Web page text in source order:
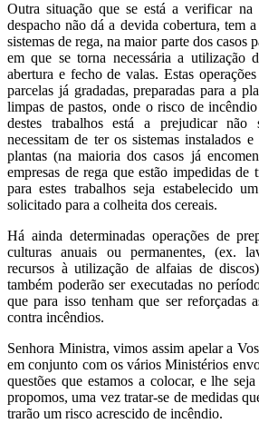
Outra situação que se está a verificar
despacho não dá a devida cobertura, tem
sistemas de rega, na maior parte dos casos
em que se torna necessária a utilização
abertura e fecho de valas. Estas
parcelas já gradadas, preparadas para a
limpas de pastos, onde o risco de
destes trabalhos está a prejudicar não
necessitam de ter os sistemas instalados
plantas (na maioria dos casos já
empresas de rega que estão impedidas de
para estes trabalhos seja estabelecido
solicitado para a colheita dos cereais.
Há ainda determinadas operações de
culturas anuais ou permanentes, (ex.
recursos à utilização de alfaias de
também poderão ser executadas no
que para isso tenham que ser reforçadas
contra incêndios.
Senhora Ministra, vimos assim apelar a
em conjunto com os vários Ministérios
questões que estamos a colocar, e lhe
propomos, uma vez tratar-se de medidas
trarão um risco acrescido de incêndio.